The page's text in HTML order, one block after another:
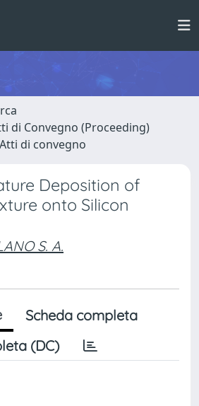
di Convegno (Proceeding)
di convegno
Deposition of
onto Silicon
S. A.
Scheda completa
(DC)